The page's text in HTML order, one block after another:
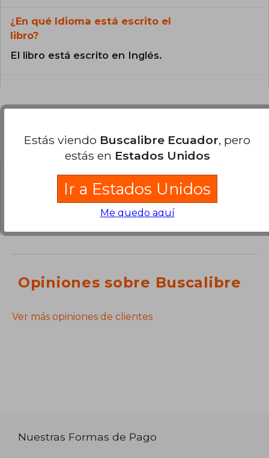
¿En qué Idioma está escrito el
libro?
El libro está escrito en Inglés.
Preguntas y respuestas sobre el libro
¿Tienes una pregunta sobre el libro?
para poder agregar tu propia pregunta.
Opiniones sobre Buscalibre
Ver más opiniones de clientes
Nuestras Formas de Pago
Estás viendo Buscalibre Ecuador, pero
estás en Estados Unidos
Ir a Estados Unidos
Me quedo aquí